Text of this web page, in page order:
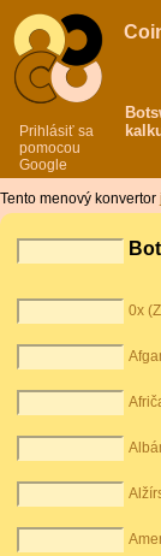
Prihlásiť sa
pomocou
Google
Tento menový konvertor
0x